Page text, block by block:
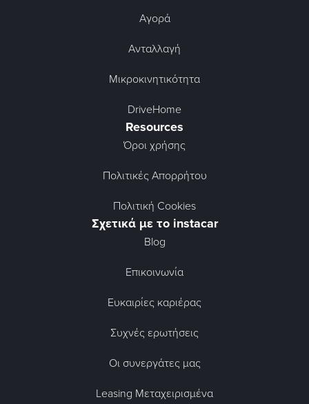
Αγορά
Ανταλλαγή
Μικροκινητικότητα
DriveHome
Resources
Όροι χρήσης
Πολιτικές Απορρήτου
Πολιτική Cookies
Σχετικά με το instacar
Blog
Επικοινωνία
Ευκαιρίες καριέρας
Συχνές ερωτήσεις
Οι συνεργάτες μας
Leasing Μεταχειρισμένα